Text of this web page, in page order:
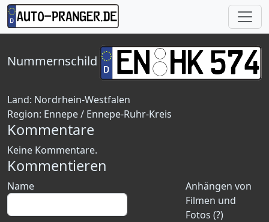
Nummernschild
Land: Nordrhein-Westfalen
Region: Ennepe / Ennepe-Ruhr-Kreis
Kommentare
Keine Kommentare.
Kommentieren
Anhängen von
Filmen und
Fotos (?)
Name